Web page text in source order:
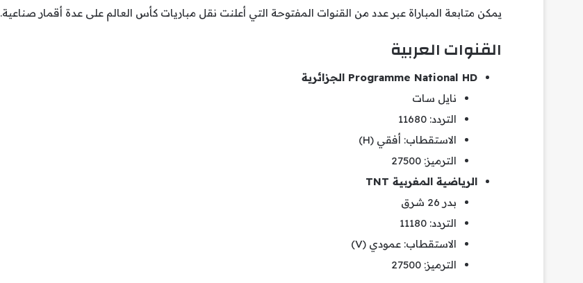
يمكن متابعة المباراة عبر عدد من القنوات المفتوحة التي أعلنت نقل مباريات كأس العالم على عدة أقمار صناعية.
القنوات العربية
Programme National HD الجزائرية
نايل سات
التردد: 11680
الاستقطاب: أفقي (H)
الترميز: 27500
الرياضية المغربية TNT
بدر 26 شرق
التردد: 11180
الاستقطاب: عمودي (V)
الترميز: 27500